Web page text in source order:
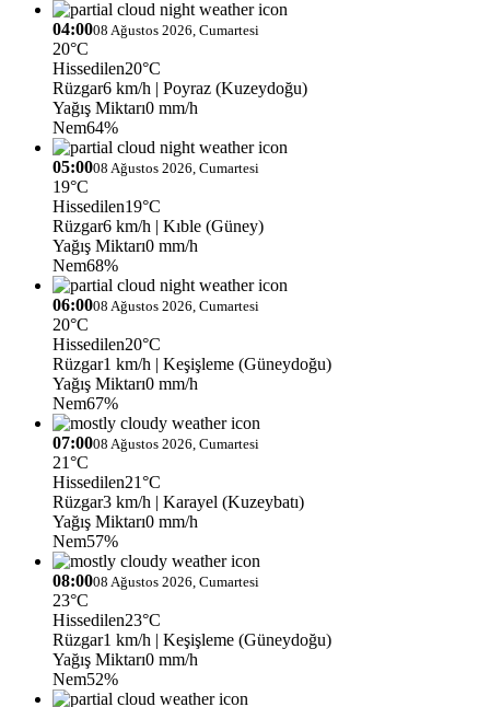
04:0008 Ağustos 2026, Cumartesi
20°C
Hissedilen20°C
Rüzgar6 km/h | Poyraz (Kuzeydoğu)
Yağış Miktarı0 mm/h
Nem64%
05:0008 Ağustos 2026, Cumartesi
19°C
Hissedilen19°C
Rüzgar6 km/h | Kıble (Güney)
Yağış Miktarı0 mm/h
Nem68%
06:0008 Ağustos 2026, Cumartesi
20°C
Hissedilen20°C
Rüzgar1 km/h | Keşişleme (Güneydoğu)
Yağış Miktarı0 mm/h
Nem67%
07:0008 Ağustos 2026, Cumartesi
21°C
Hissedilen21°C
Rüzgar3 km/h | Karayel (Kuzeybatı)
Yağış Miktarı0 mm/h
Nem57%
08:0008 Ağustos 2026, Cumartesi
23°C
Hissedilen23°C
Rüzgar1 km/h | Keşişleme (Güneydoğu)
Yağış Miktarı0 mm/h
Nem52%